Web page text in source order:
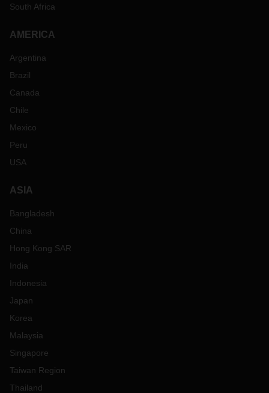
South Africa
AMERICA
Argentina
Brazil
Canada
Chile
Mexico
Peru
USA
ASIA
Bangladesh
China
Hong Kong SAR
India
Indonesia
Japan
Korea
Malaysia
Singapore
Taiwan Region
Thailand